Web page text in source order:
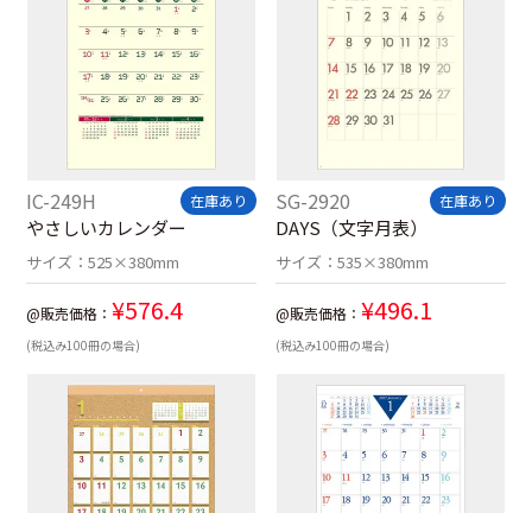
IC-249H 在庫あり
やさしいカレンダー
サイズ：525×380mm
@販売価格： ¥576.4
(税込み100冊の場合)
SG-2920 在庫あり
DAYS（文字月表）
サイズ： 535×380mm
@販売価格： ¥496.1
(税込み100冊の場合)